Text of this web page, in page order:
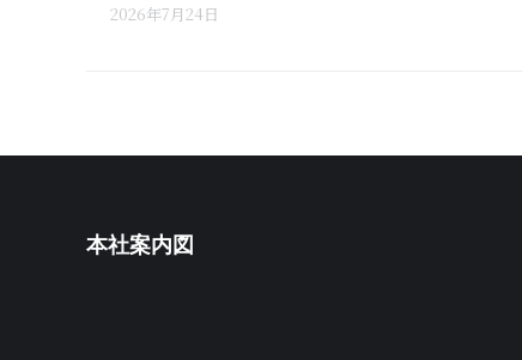
2026年7月24日
本社案内図